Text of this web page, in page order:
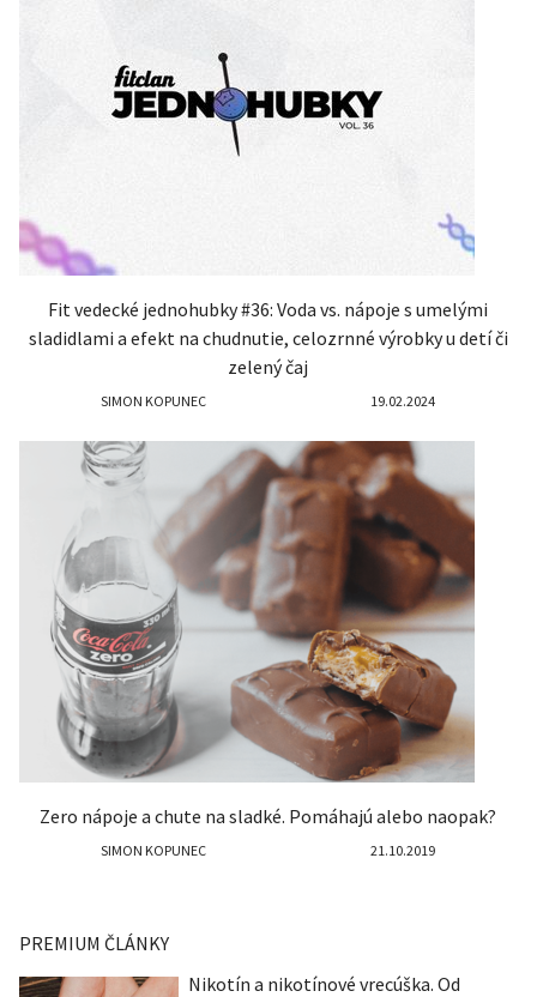
Fit vedecké jednohubky #36: Voda vs. nápoje s umelými
sladidlami a efekt na chudnutie, celozrnné výrobky u detí či
zelený čaj
SIMON KOPUNEC 19.02.2024
Zero nápoje a chute na sladké. Pomáhajú alebo naopak?
SIMON KOPUNEC 21.10.2019
PREMIUM ČLÁNKY
Nikotín a nikotínové vrecúška. Od